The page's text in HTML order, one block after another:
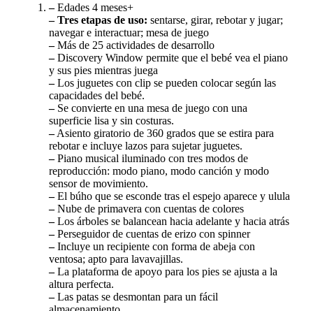
–Edades 4 meses+
– Tres etapas de uso: sentarse, girar, rebotar y jugar;
navegar e interactuar; mesa de juego
–Más de 25 actividades de desarrollo
–Discovery Window permite que el bebé vea el piano
y sus pies mientras juega
–Los juguetes con clip se pueden colocar según las
capacidades del bebé.
–Se convierte en una mesa de juego con una
superficie lisa y sin costuras.
–Asiento giratorio de 360 ​​grados que se estira para
rebotar e incluye lazos para sujetar juguetes.
–Piano musical iluminado con tres modos de
reproducción: modo piano, modo canción y modo
sensor de movimiento.
–El búho que se esconde tras el espejo aparece y ulula
–Nube de primavera con cuentas de colores
–Los árboles se balancean hacia adelante y hacia atrás
–Perseguidor de cuentas de erizo con spinner
–Incluye un recipiente con forma de abeja con
ventosa; apto para lavavajillas.
–La plataforma de apoyo para los pies se ajusta a la
altura perfecta.
–Las patas se desmontan para un fácil